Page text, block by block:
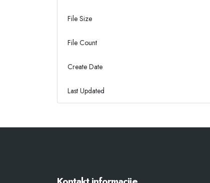
File Size
File Count
Create Date
Last Updated